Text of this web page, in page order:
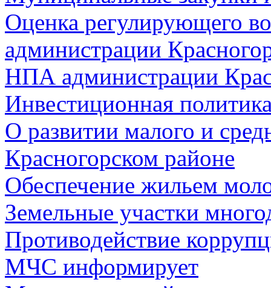
Оценка регулирующего
администрации
НПА администрации
Инвестиционная
О развитии малого и
Красногорском районе
Обеспечение жильем
Земельные участки
Противодействие
МЧС информирует